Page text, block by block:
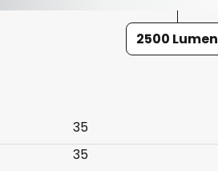
2500 Lumen
35
35